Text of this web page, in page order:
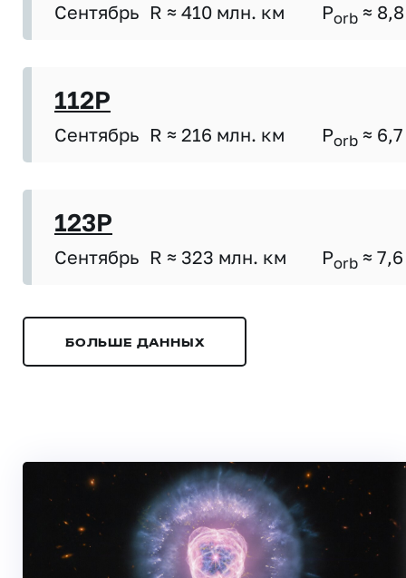
Сентябрь R ≈ 410 млн. км Porb ≈ 8,8
112P
Сентябрь R ≈ 216 млн. км Porb ≈ 6,7
123P
Сентябрь R ≈ 323 млн. км Porb ≈ 7,6
БОЛЬШЕ ДАННЫХ